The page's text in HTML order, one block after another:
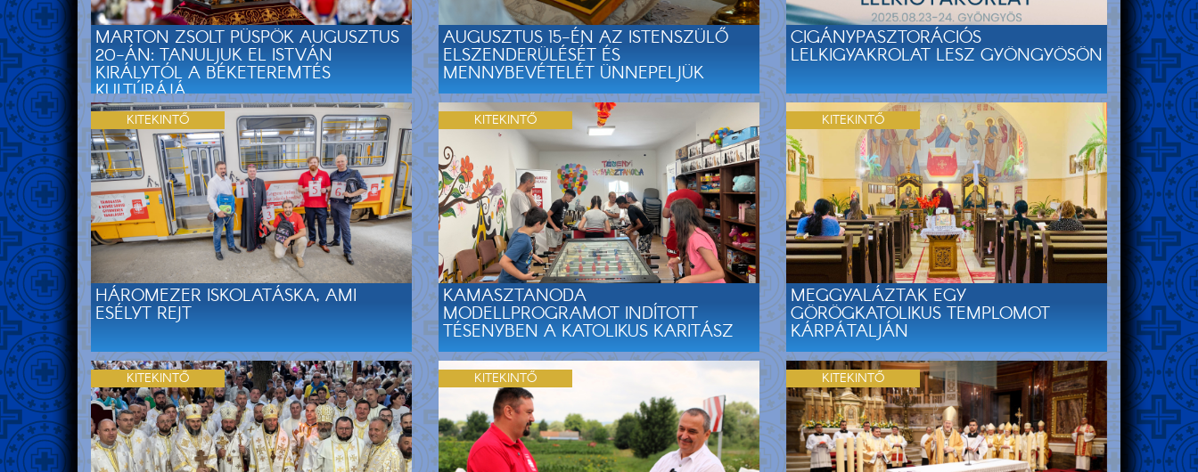
MARTON ZSOLT PÜSPÖK AUGUSZTUS
20-ÁN: TANULJUK EL ISTVÁN
KIRÁLYTÓL A BÉKETEREMTÉS
KULTÚRÁJÁ...
AUGUSZTUS 15-ÉN AZ ISTENSZÜLŐ
ELSZENDERÜLÉSÉT ÉS
MENNYBEVÉTELÉT ÜNNEPELJÜK
CIGÁNYPASZTORÁCIÓS
LELKIGYAKROLAT LESZ GYÖNGYÖSÖN
HÁROMEZER ISKOLATÁSKA, AMI
ESÉLYT REJT
KITEKINTŐ
KAMASZTANODA
MODELLPROGRAMOT INDÍTOTT
TÉSENYBEN A KATOLIKUS KARITÁSZ
KITEKINTŐ
MEGGYALÁZTAK EGY
GÖRÖGKATOLIKUS TEMPLOMOT
KÁRPÁTALJÁN
KITEKINTŐ
KITEKINTŐ KITEKINTŐ KITEKINTŐ